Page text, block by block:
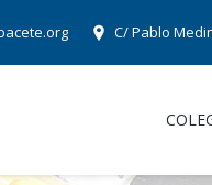
C/ Pablo